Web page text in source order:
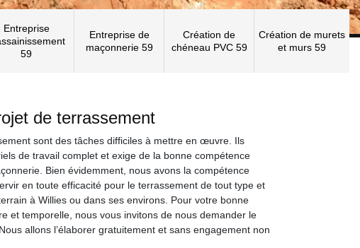
Entreprise
59
Entreprise de
maçonnerie 59
Création de
chéneau PVC 59
Création de murets
et murs 59
de terrassement
sont des tâches difficiles à mettre en œuvre. Ils
de travail complet et exige de la bonne compétence
Bien évidemment, nous avons la compétence
en toute efficacité pour le terrassement de tout type et
à Willies ou dans ses environs. Pour votre bonne
et temporelle, nous vous invitons de nous demander le
allons l’élaborer gratuitement et sans engagement non